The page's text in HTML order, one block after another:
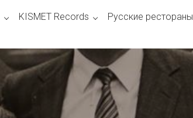
KISMET Records Русские рестораны